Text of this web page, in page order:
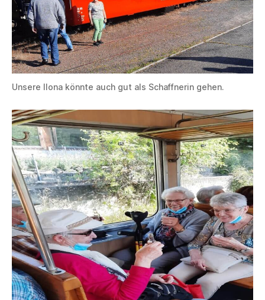
Unsere Ilona könnte auch gut als Schaffnerin gehen.